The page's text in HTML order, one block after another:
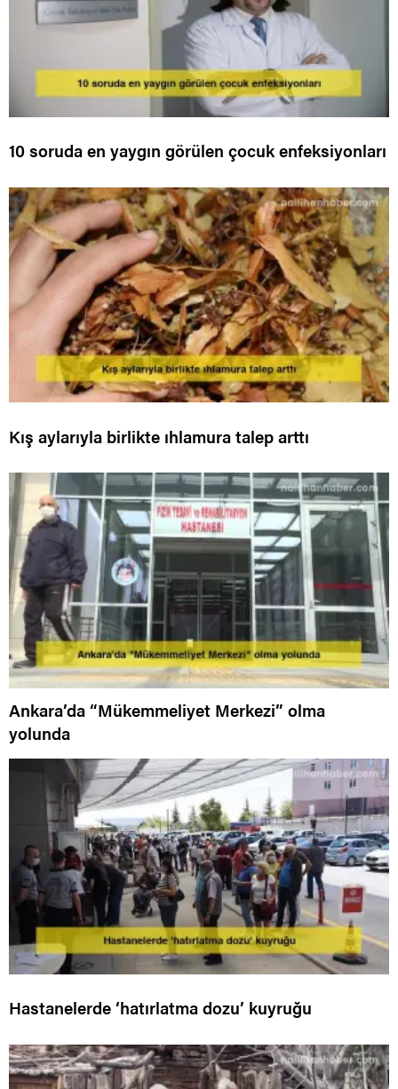
10 soruda en yaygın görülen çocuk enfeksiyonları
Kış aylarıyla birlikte ıhlamura talep arttı
Ankara’da “Mükemmeliyet Merkezi” olma
yolunda
Hastanelerde ‘hatırlatma dozu’ kuyruğu